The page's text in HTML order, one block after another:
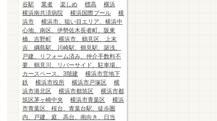
谷駅
業者 楽しめ 標高
横浜
横浜南共済病院
横浜国際プール
横
浜市
横浜市、狙い目エリア、横浜中
心地、南区、伊勢佐木長者町、阪東
橋、吉野町
横浜市、鶴見区、上末
吉、綱島駅、川崎駅、鶴見駅、築浅、
戸建、リフォーム済み、仲介手数料不
要、鶴見川、リバーサイド、駐車場、
カースペース、3階建
横浜市営地下
鉄
横浜市役所 横浜市戸塚区
横
浜市港北区
横浜市都筑区
横浜市都
筑区茅ヶ崎中央
横浜市青葉区
横浜
市青葉区、桜台、青葉台駅、徒歩圏
内、戸建、庭、高台、南向き、日当